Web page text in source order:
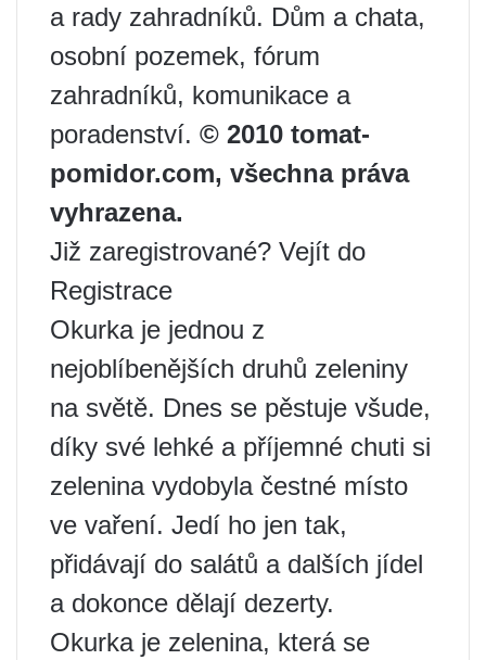
a rady zahradníků. Dům a chata,
osobní pozemek, fórum
zahradníků, komunikace a
poradenství. © 2010 tomat-
pomidor.com, všechna práva
vyhrazena.
Již zaregistrované? Vejít do
Registrace
Okurka je jednou z
nejoblíbenějších druhů zeleniny
na světě. Dnes se pěstuje všude,
díky své lehké a příjemné chuti si
zelenina vydobyla čestné místo
ve vaření. Jedí ho jen tak,
přidávají do salátů a dalších jídel
a dokonce dělají dezerty.
Okurka je zelenina, která se